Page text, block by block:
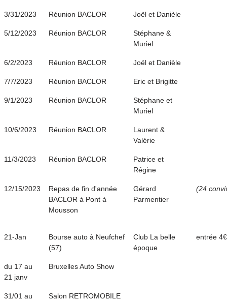
3/31/2023 Réunion BACLOR Joël et Danièle
5/12/2023 Réunion BACLOR
Stéphane &
Muriel
6/2/2023 Réunion BACLOR Joël et Danièle
7/7/2023 Réunion BACLOR Eric et Brigitte
9/1/2023 Réunion BACLOR
Stéphane et
Muriel
10/6/2023 Réunion BACLOR
Laurent &
Valérie
11/3/2023 Réunion BACLOR
Patrice et
Régine
12/15/2023
Repas de fin d'année
BACLOR à Pont à
Mousson
Gérard
Parmentier
(24
21-Jan
Bourse auto à Neufchef
(57)
Club La belle
époque
entrée 4€
du 17 au
21 janv
Bruxelles Auto Show
31/01 au
Salon RETROMOBILE